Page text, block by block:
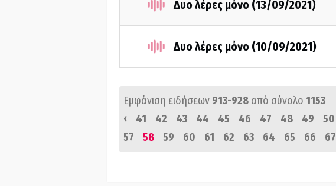
Δυο λέρες μόνο (13/09/2021)
Δυο λέρες μόνο (10/09/2021)
Εμφάνιση ειδήσεων 913-928 από σύνολο 1153
‹
41 42 43 44 45 46 47 48 49 50
57
58 59 60 61 62 63 64 65 66 67